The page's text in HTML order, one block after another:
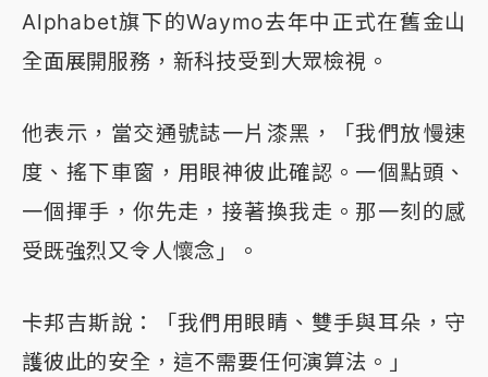
Alphabet旗下的Waymo去年中正式在舊金山
全面展開服務，新科技受到大眾檢視。
他表示，當交通號誌一片漆黑，「我們放慢速
度、搖下車窗，用眼神彼此確認。一個點頭、
一個揮手，你先走，接著換我走。那一刻的感
受既強烈又令人懷念」。
卡邦吉斯說：「我們用眼睛、雙手與耳朵，守
護彼此的安全，這不需要任何演算法。」